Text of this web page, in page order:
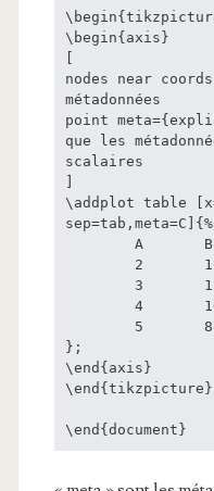
\begin{axis}
nodes near
métadonnées
point
que les
scalaires
\addplot table
sep=tab,meta=C]{%
};
\end{axis}
\end{tikzpicture}